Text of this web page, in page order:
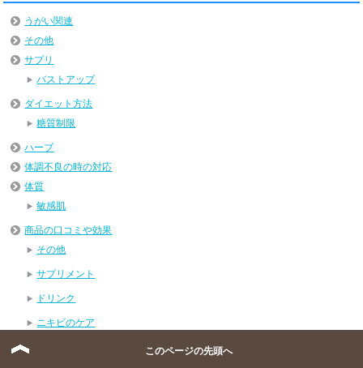
うがい関連
その他
サプリ
バストアップ
ダイエット方法
糖質制限
ハーブ
体調不良の時の対応
体質
敏感肌
商品の口コミや効果
その他
サプリメント
ドリンク
ニキビのケア
このページの先頭へ